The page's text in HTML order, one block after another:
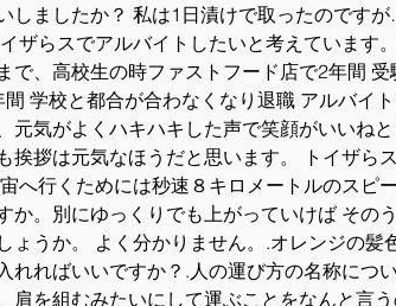
しましたか？ 私は1日漬けで取ったのです
ザらスでアルバイトしたいと考えています
で、高校生の時ファストフード店で2年間
間 学校と都合が合わなくなり退職 アルバイ
元気がよくハキハキした声で笑顔がいいねと
挨拶は元気なほうだと思います。 トイザら
へ行くためには秒速８キロメートルのスピ
か。別にゆっくりでも上がっていけば その
ょうか。 よく分かりません。.オレンジの髪
れればいいですか？.人の運び方の名称につ
肩を組むみたいにして運ぶことをなんと言